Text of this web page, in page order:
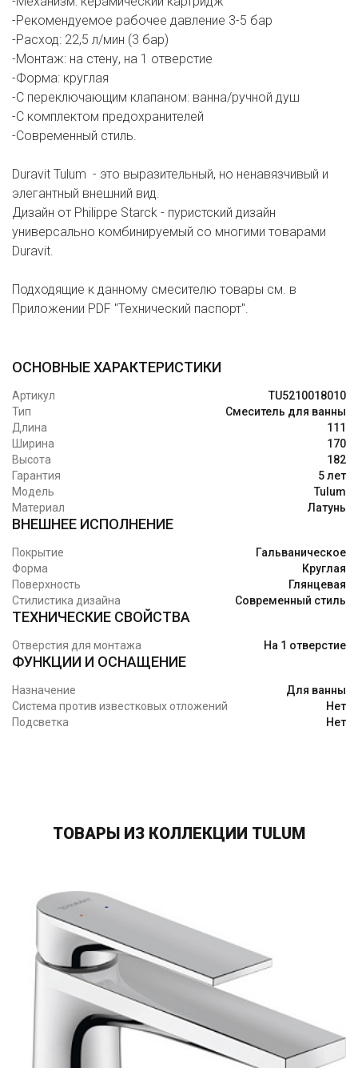
-Рекомендуемое рабочее давление 3-5 бар
-Расход: 22,5 л/мин (3 бар)
-Монтаж: на стену, на 1 отверстие
-Форма: круглая
-С переключающим клапаном: ванна/ручной душ
-С комплектом предохранителей
-Современный стиль.
Duravit Tulum - это выразительный, но ненавязчивый и
элегантный внешний вид.
Дизайн от Philippe Starck - пуристский дизайн
универсально комбинируемый со многими товарами
Duravit.
Подходящие к данному смесителю товары см. в
Приложении PDF "Технический паспорт".
ОСНОВНЫЕ ХАРАКТЕРИСТИКИ
Артикул
TU5210018010
Тип
Смеситель для ванны
Длина
111
Ширина
170
Высота
182
Гарантия
5 лет
Модель
Tulum
Материал
Латунь
ВНЕШНЕЕ ИСПОЛНЕНИЕ
Покрытие
Гальваническое
Форма
Круглая
Поверхность
Глянцевая
Стилистика дизайна
Современный стиль
ТЕХНИЧЕСКИЕ СВОЙСТВА
Отверстия для монтажа На 1 отверстие
ФУНКЦИИ И ОСНАЩЕНИЕ
Назначение
Для ванны
Система против известковых отложений
Нет
Подсветка
Нет
ТОВАРЫ ИЗ КОЛЛЕКЦИИ TULUM